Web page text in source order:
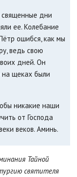
дни
ее. Колебание
ошибся, как мы
ведь свою
дней. Он
на щеках были
никакие наши
от Господа
веков. Аминь.
Тайной
святителя